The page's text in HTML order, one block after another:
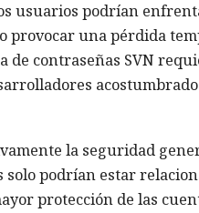
usuarios podrían
provocar una pérdida
de contraseñas SVN
la seguridad
solo podrían estar
protección de las